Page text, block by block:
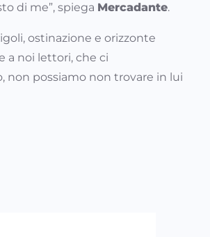
di me”, spiega Mercadante.
ostinazione e orizzonte
a noi lettori, che ci
non possiamo non trovare in lui